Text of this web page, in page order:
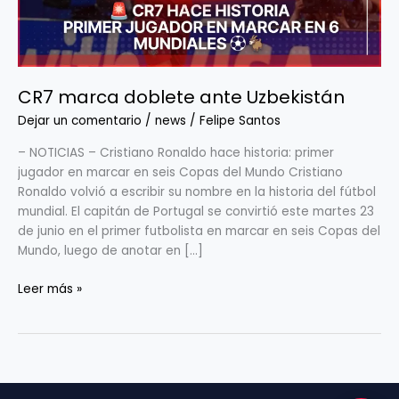
CR7 marca doblete ante Uzbekistán
Dejar un comentario / news / Felipe Santos
– NOTICIAS – Cristiano Ronaldo hace historia: primer
jugador en marcar en seis Copas del Mundo Cristiano
Ronaldo volvió a escribir su nombre en la historia del fútbol
mundial. El capitán de Portugal se convirtió este martes 23
de junio en el primer futbolista en marcar en seis Copas del
Mundo, luego de anotar en […]
Leer más »